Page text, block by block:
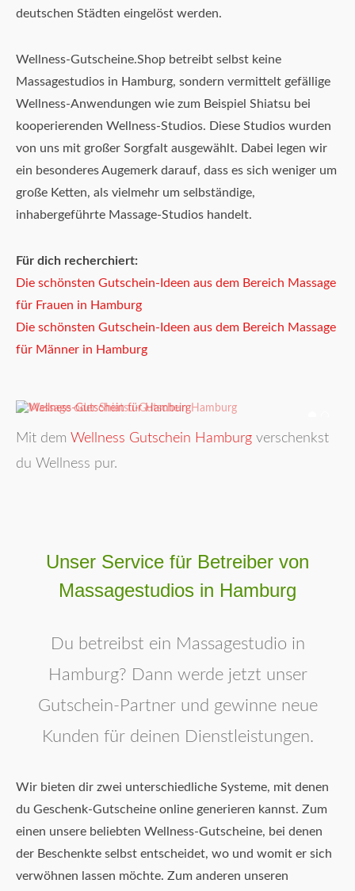
deutschen Städten eingelöst werden.
Wellness-Gutscheine.Shop betreibt selbst keine
Massagestudios in Hamburg, sondern vermittelt gefällige
Wellness-Anwendungen wie zum Beispiel Shiatsu bei
kooperierenden Wellness-Studios. Diese Studios wurden
von uns mit großer Sorgfalt ausgewählt. Dabei legen wir
ein besonderes Augemerk darauf, dass es sich weniger um
große Ketten, als vielmehr um selbständige,
inhabergeführte Massage-Studios handelt.
Für dich recherchiert:
Die schönsten Gutschein-Ideen aus dem Bereich Massage
für Frauen in Hamburg
Die schönsten Gutschein-Ideen aus dem Bereich Massage
für Männer in Hamburg
Mit dem Wellness Gutschein Hamburg verschenkst
du Wellness pur.
Unser Service für Betreiber von
Massagestudios in Hamburg
Du betreibst ein Massagestudio in
Hamburg? Dann werde jetzt unser
Gutschein-Partner und gewinne neue
Kunden für deinen Dienstleistungen.
Wir bieten dir zwei unterschiedliche Systeme, mit denen
du Geschenk-Gutscheine online generieren kannst. Zum
einen unsere beliebten Wellness-Gutscheine, bei denen
der Beschenkte selbst entscheidet, wo und womit er sich
verwöhnen lassen möchte. Zum anderen unseren